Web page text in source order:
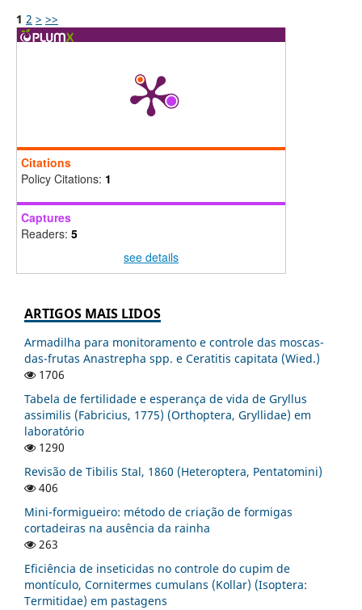
1 2 > >>
Citations
Policy Citations: 1
Captures
Readers: 5
see details
ARTIGOS MAIS LIDOS
Armadilha para monitoramento e controle das moscas-
das-frutas Anastrepha spp. e Ceratitis capitata (Wied.)
1706
Tabela de fertilidade e esperança de vida de Gryllus
assimilis (Fabricius, 1775) (Orthoptera, Gryllidae) em
laboratório
1290
Revisão de Tibilis Stal, 1860 (Heteroptera, Pentatomini)
406
Mini-formigueiro: método de criação de formigas
cortadeiras na ausência da rainha
263
Eficiência de inseticidas no controle do cupim de
montículo, Cornitermes cumulans (Kollar) (Isoptera:
Termitidae) em pastagens